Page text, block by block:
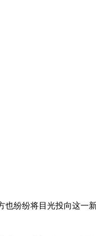
纷纷将目光投向这一